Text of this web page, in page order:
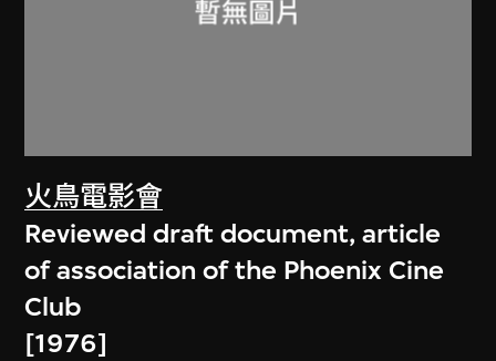
火鳥電影會
Reviewed draft document, article
of association of the Phoenix Cine
Club
[1976]